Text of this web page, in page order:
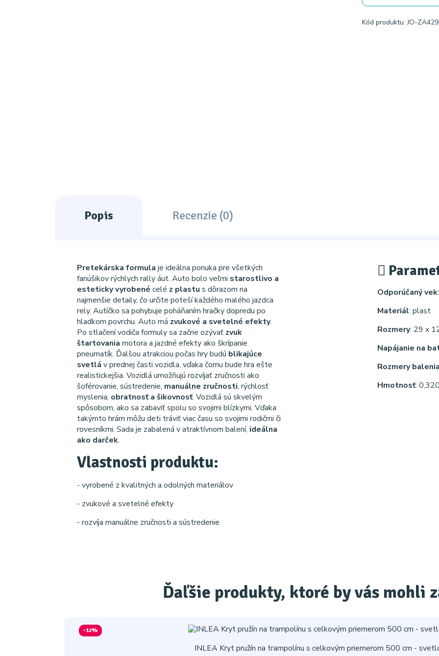
Kód produktu: JO-
Popis Recenzie (0)
Pretekárska formula je ideálna ponuka pre všetkých
fanúšikov rýchlych rally áut. Auto bolo veľmi starostlivo a
esteticky vyrobené celé z plastu s dôrazom na
najmenšie detaily, čo určite poteší každého malého jazdca
rely. Autíčko sa pohybuje poháňaním hračky dopredu po
hladkom povrchu. Auto má zvukové a svetelné efekty.
Po stlačení vodiča formuly sa začne ozývať zvuk
štartovania motora a jazdné efekty ako škrípanie
pneumatík. Ďalšou atrakciou počas hry budú blikajúce
svetlá v prednej časti vozidla, vďaka čomu bude hra ešte
realistickejšia. Vozidlá umožňujú rozvíjať zručnosti ako
šoférovanie, sústredenie, manuálne zručnosti, rýchlosť
myslenia, obratnosť a šikovnosť. Vozidlá sú skvelým
spôsobom, ako sa zabaviť spolu so svojimi blízkymi. Vďaka
takýmto hrám môžu deti tráviť viac času so svojimi rodičmi či
rovesníkmi. Sada je zabalená v atraktívnom balení, ideálna
ako darček.
Vlastnosti produktu:
- vyrobené z kvalitných a odolných materiálov
- zvukové a svetelné efekty
- rozvíja manuálne zručnosti a sústredenie
Odporúčaný vek
Materiál: plast
Rozmery: 29 x
Napájanie na
Rozmery
Hmotnosť:
Ďaľšie produkty, ktoré by vás mohli
-12%
INLEA Kryt pružín na trampolínu s celkovým priemerom 500 cm -